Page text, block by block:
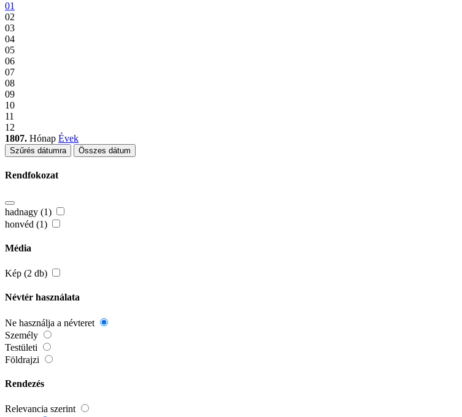
01
02
03
04
05
06
07
08
09
10
11
12
1807. Hónap Évek
Szűrés dátumra Összes dátum
Rendfokozat
hadnagy (1)
honvéd (1)
Média
Kép (2 db)
Névtér használata
Ne használja a névteret
Személy
Testületi
Földrajzi
Rendezés
Relevancia szerint